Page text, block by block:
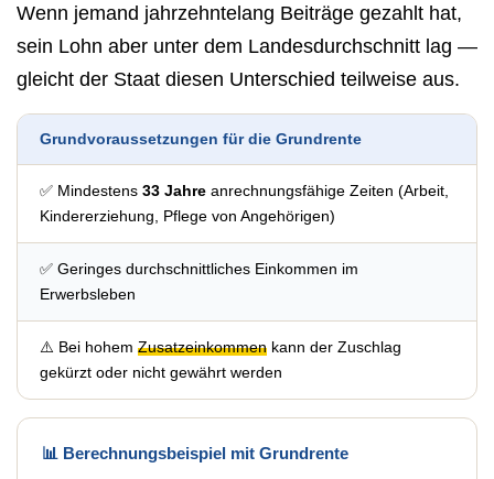
Wenn jemand jahrzehntelang Beiträge gezahlt hat,
sein Lohn aber unter dem Landesdurchschnitt lag —
gleicht der Staat diesen Unterschied teilweise aus.
Grundvoraussetzungen für die Grundrente
✅ Mindestens 33 Jahre anrechnungsfähige Zeiten (Arbeit,
Kindererziehung, Pflege von Angehörigen)
✅ Geringes durchschnittliches Einkommen im
Erwerbsleben
⚠️ Bei hohem Zusatzeinkommen kann der Zuschlag
gekürzt oder nicht gewährt werden
📊 Berechnungsbeispiel mit Grundrente